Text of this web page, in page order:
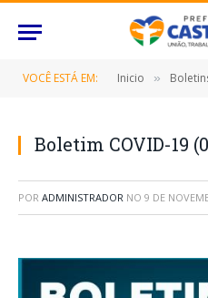
VOCÊ ESTÁ EM: Inicio »
Boletim COVID-19
POR ADMINISTRADOR NO 9 DE